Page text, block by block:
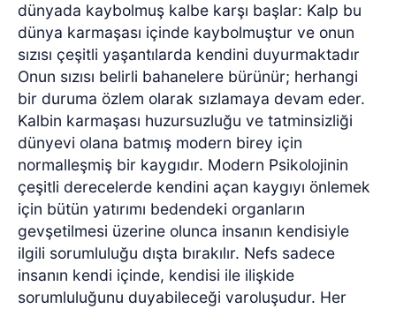
dünyada kaybolmuş kalbe karşı başlar: Kalp bu
dünya karmaşası içinde kaybolmuştur ve onun
sızısı çeşitli yaşantılarda kendini duyurmaktadır
Onun sızısı belirli bahanelere bürünür; herhangi
bir duruma özlem olarak sızlamaya devam eder.
Kalbin karmaşası huzursuzluğu ve tatminsizliği
dünyevi olana batmış modern birey için
normalleşmiş bir kaygıdır. Modern Psikolojinin
çeşitli derecelerde kendini açan kaygıyı önlemek
için bütün yatırımı bedendeki organların
gevşetilmesi üzerine olunca insanın kendisiyle
ilgili sorumluluğu dışta bırakılır. Nefs sadece
insanın kendi içinde, kendisi ile ilişkide
sorumluluğunu duyabileceği varoluşudur. Her